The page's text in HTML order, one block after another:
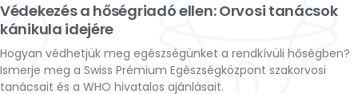
Védekezés a hőségriadó ellen: Orvosi tanácsok
kánikula idejére
Hogyan védhetjük meg egészségünket a rendkívüli hőségben?
Ismerje meg a Swiss Prémium Egészségközpont szakorvosi
tanácsait és a WHO hivatalos ajánlásait.